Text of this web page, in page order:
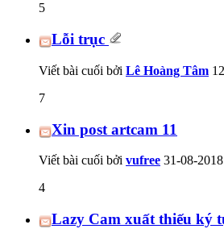
5
Lỗi trục
Viết bài cuối bởi Lê Hoàng Tâm
7
Xin post artcam 11
Viết bài cuối bởi vufree 31-08-2018
4
Lazy Cam xuất thiếu ký